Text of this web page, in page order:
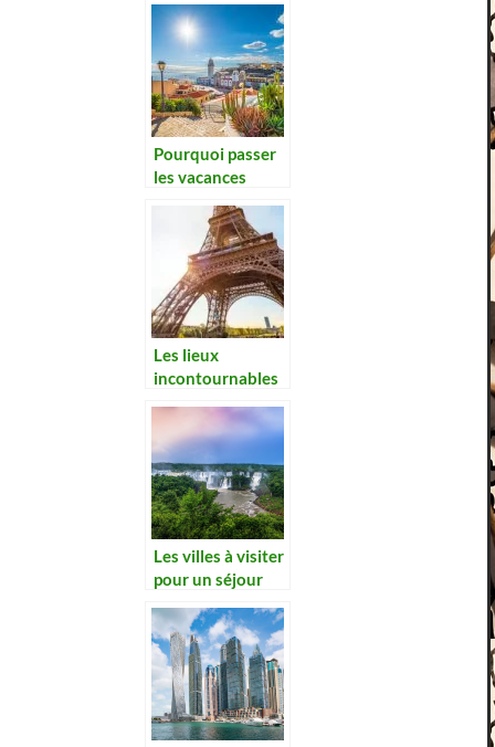
la pandemie
Pourquoi passer
les vacances
Canaries ?
Les lieux
incontournables
une fois dans
votre vie sur le
territoire français
Les villes à visiter
pour un séjour
Brésil ?